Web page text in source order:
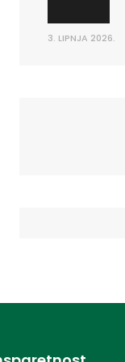
3. LIPNJA 2026.